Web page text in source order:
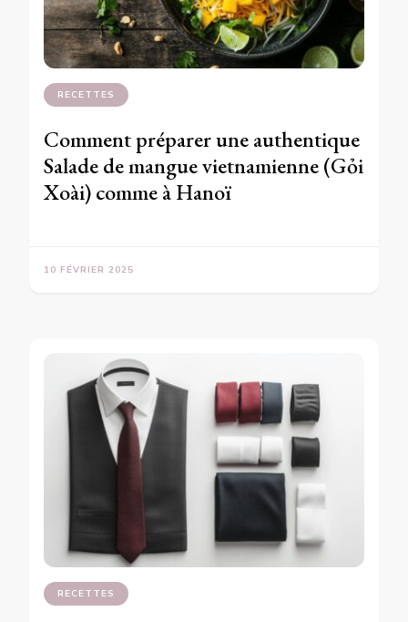
RECETTES
Comment préparer une authentique
Salade de mangue vietnamienne (Gỏi
Xoài) comme à Hanoï
10 FÉVRIER 2025
RECETTES